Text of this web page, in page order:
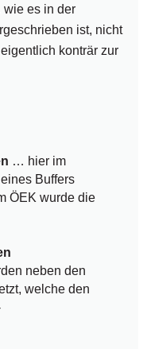
wie es in der
ist, nicht
konträr zur
… hier im
Buffers
ÖEK wurde die
neben den
welche den